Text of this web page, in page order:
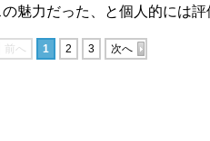
魅力だった、と個人的には評
前へ 1 2 3 次へ